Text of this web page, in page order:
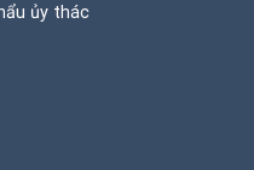
ủy thác